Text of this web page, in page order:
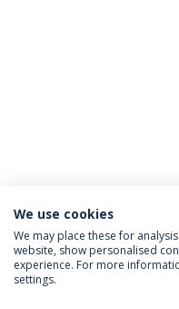
ACREDITAÇÕES
We use cookies
We may place these for
website, show personalised
experience. For more
settings.